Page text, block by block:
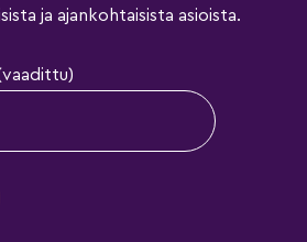
ja ajankohtaisista asioista.